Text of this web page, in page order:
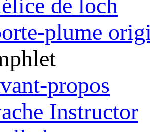
de loch
plume
propos
Instructor